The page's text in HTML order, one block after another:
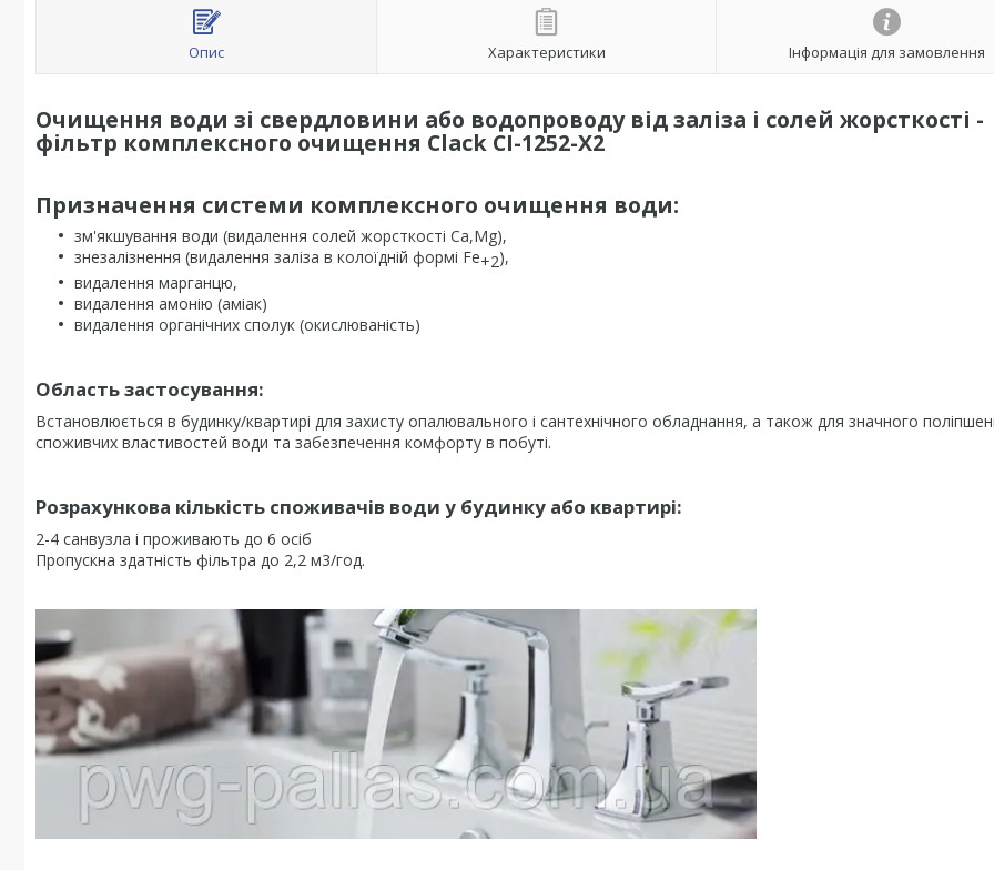
Опис Характеристики Інформація для замовлення
Очищення води зі свердловини або водопроводу від заліза і солей жорсткості -
фільтр комплексного очищення Clack CI-1252-X2
Призначення системи комплексного очищення води:
зм'якшування води (видалення солей жорсткості Ca,Mg),
знезалізнення (видалення заліза в колоїдній формі Fe+2),
видалення марганцю,
видалення амонію (аміак)
видалення органічних сполук (окислюваність)
Область застосування:
Встановлюється в будинку/квартирі для захисту опалювального і сантехнічного обладнання, а також для значного
споживчих властивостей води та забезпечення комфорту в побуті.
Розрахункова кількість споживачів води у будинку або квартирі:
2-4 санвузла і проживають до 6 осіб
Пропускна здатність фільтра до 2,2 м3/год.